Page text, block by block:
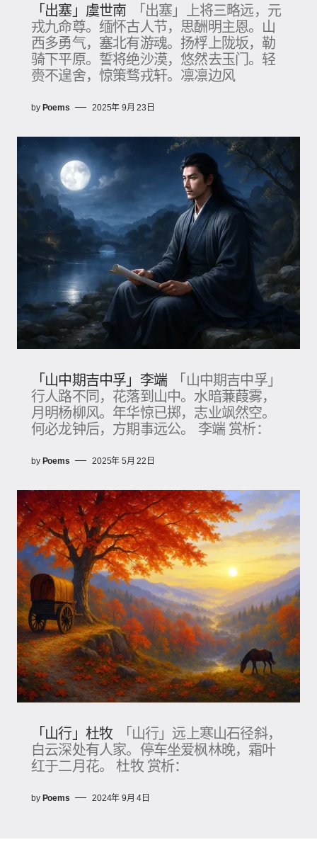
「出塞」虞世南
「出塞」上将三略远，元
戎九命尊。缅怀古人节，思酬明主恩。山
西多勇气，塞北有游魂。扬桴上陇坂，勒
骑下平原。誓将绝沙漠，悠然去玉门。轻
赍不遑舍，惊策骛戎轩。凛凛边风
by Poems 2025年 9月 23日
「山中期吉中孚」李端
「山中期吉中孚」
行人路不同，花落到山中。水暗蒹葭雾，
月明杨柳风。年华惊已掷，志业飒然空。
何必龙钟后，方期事远公。 李端 赏析：
by Poems 2025年 5月 22日
「山行」杜牧
「山行」远上寒山石径斜，
白云深处有人家。停车坐爱枫林晚，霜叶
红于二月花。 杜牧 赏析：
by Poems 2024年 9月 4日